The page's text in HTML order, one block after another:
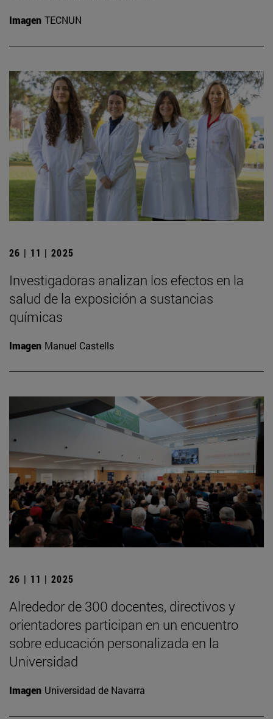
Imagen TECNUN
26 | 11 | 2025
Investigadoras analizan los efectos en la
salud de la exposición a sustancias
químicas
Imagen Manuel Castells
26 | 11 | 2025
Alrededor de 300 docentes, directivos y
orientadores participan en un encuentro
sobre educación personalizada en la
Universidad
Imagen Universidad de Navarra